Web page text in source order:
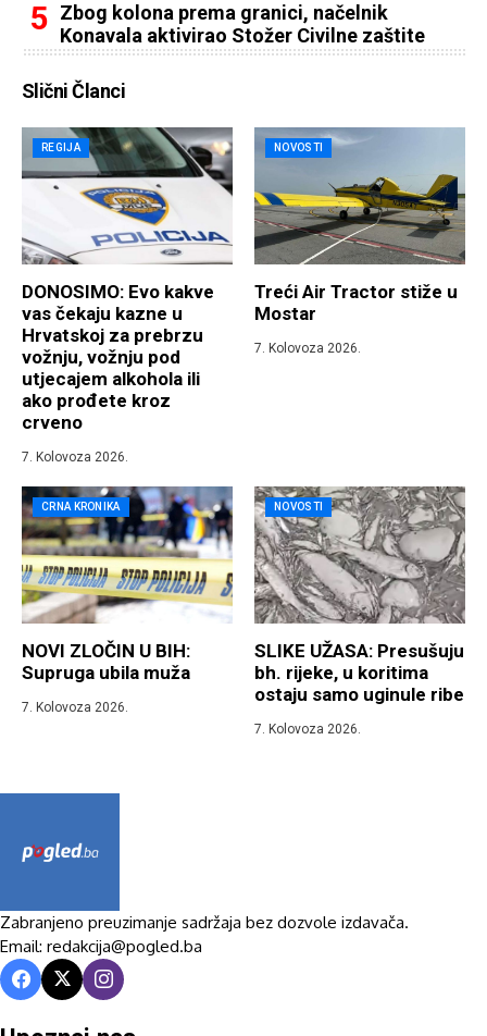
Zbog kolona prema granici, načelnik
Konavala aktivirao Stožer Civilne zaštite
Slični Članci
REGIJA
DONOSIMO: Evo kakve
vas čekaju kazne u
Hrvatskoj za prebrzu
vožnju, vožnju pod
utjecajem alkohola ili
ako prođete kroz
crveno
7. Kolovoza 2026.
NOVOSTI
Treći Air Tractor stiže u
Mostar
7. Kolovoza 2026.
CRNA KRONIKA
NOVI ZLOČIN U BIH:
Supruga ubila muža
7. Kolovoza 2026.
NOVOSTI
SLIKE UŽASA: Presušuju
bh. rijeke, u koritima
ostaju samo uginule ribe
7. Kolovoza 2026.
Zabranjeno preuzimanje sadržaja bez dozvole izdavača.
Email: redakcija@pogled.ba